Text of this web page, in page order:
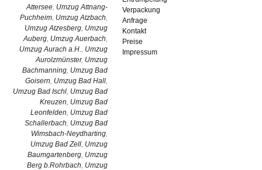
Attersee, Umzug Attnang-
Puchheim, Umzug Atzbach,
Umzug Atzesberg, Umzug
Auberg, Umzug Auerbach,
Umzug Aurach a.H., Umzug
Aurolzmünster, Umzug
Bachmanning, Umzug Bad
Goisern, Umzug Bad Hall,
Umzug Bad Ischl, Umzug Bad
Kreuzen, Umzug Bad
Leonfelden, Umzug Bad
Schallerbach, Umzug Bad
Wimsbach-Neydharting,
Umzug Bad Zell, Umzug
Baumgartenberg, Umzug
Berg b.Rohrbach, Umzug
Verpackung
Anfrage
Kontakt
Preise
Impressum